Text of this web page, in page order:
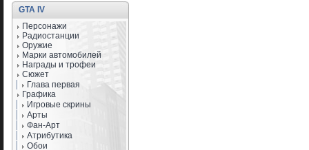
GTA IV
Персонажи
Радиостанции
Оружие
Марки автомобилей
Награды и трофеи
Сюжет
Глава первая
Графика
Игровые скрины
Арты
Фан-Арт
Атрибутика
Обои